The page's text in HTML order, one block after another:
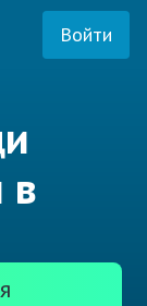
Войти
в